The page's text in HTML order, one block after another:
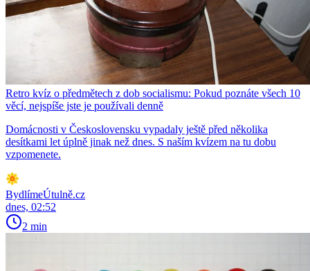
Retro kvíz o předmětech z dob socialismu: Pokud poznáte všech 10
věcí, nejspíše jste je používali denně
Domácnosti v Československu vypadaly ještě před několika
desítkami let úplně jinak než dnes. S naším kvízem na tu dobu
vzpomenete.
BydlímeÚtulně.cz
dnes, 02:52
2 min